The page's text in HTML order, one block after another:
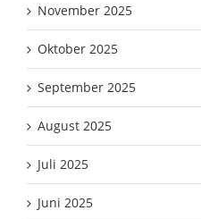
November 2025
Oktober 2025
September 2025
August 2025
Juli 2025
Juni 2025